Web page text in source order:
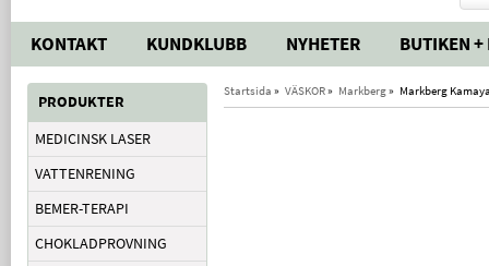
KONTAKT KUNDKLUBB NYHETER BUTIKEN +
PRODUKTER
MEDICINSK LASER
VATTENRENING
BEMER-TERAPI
CHOKLADPROVNING
Startsida » VÄSKOR» Markberg» Markberg